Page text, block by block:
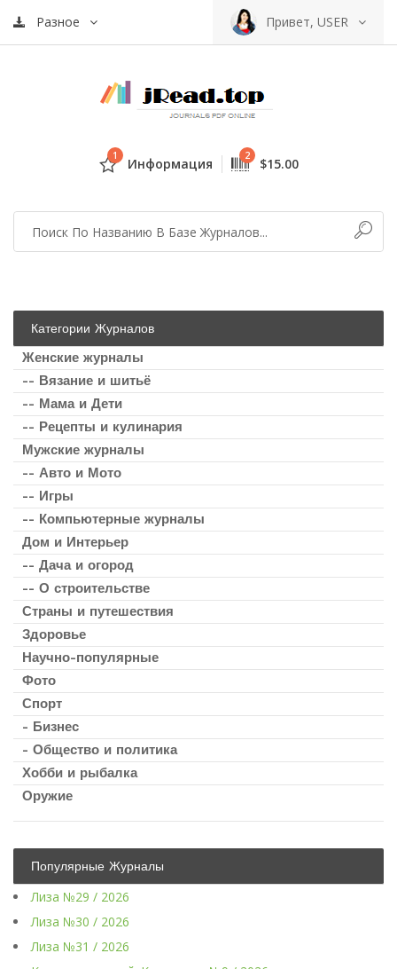
Разное Привет, USER
1 Информация 2 $15.00
Категории Журналов
Женские журналы
-- Вязание и шитьё
-- Мама и Дети
-- Рецепты и кулинария
Мужские журналы
-- Авто и Мото
-- Игры
-- Компьютерные журналы
Дом и Интерьер
-- Дача и огород
-- О строительстве
Страны и путешествия
Здоровье
Научно-популярные
Фото
Спорт
- Бизнес
- Общество и политика
Хобби и рыбалка
Оружие
Популярные Журналы
Лиза №29 / 2026
Лиза №30 / 2026
Лиза №31 / 2026